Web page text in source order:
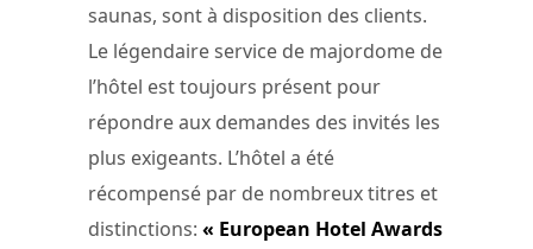
saunas, sont à disposition des clients.
Le légendaire service de majordome de
l’hôtel est toujours présent pour
répondre aux demandes des invités les
plus exigeants. L’hôtel a été
récompensé par de nombreux titres et
distinctions: « European Hotel Awards